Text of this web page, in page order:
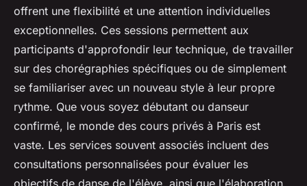
offrent une flexibilité et une attention individuelles
exceptionnelles. Ces sessions permettent aux
participants d'approfondir leur technique, de travailler
sur des chorégraphies spécifiques ou de simplement
se familiariser avec un nouveau style à leur propre
rythme. Que vous soyez débutant ou danseur
confirmé, le monde des cours privés à Paris est
vaste. Les services souvent associés incluent des
consultations personnalisées pour évaluer les